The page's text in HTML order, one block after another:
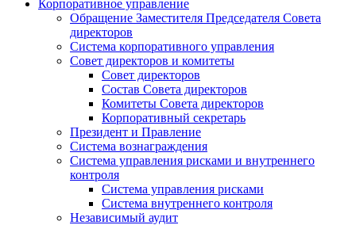
Корпоративное управление
Обращение Заместителя Председателя Совета
директоров
Система корпоративного управления
Совет директоров и комитеты
Совет директоров
Состав Совета директоров
Комитеты Совета директоров
Корпоративный секретарь
Президент и Правление
Система вознаграждения
Система управления рисками и внутреннего
контроля
Система управления рисками
Система внутреннего контроля
Независимый аудит